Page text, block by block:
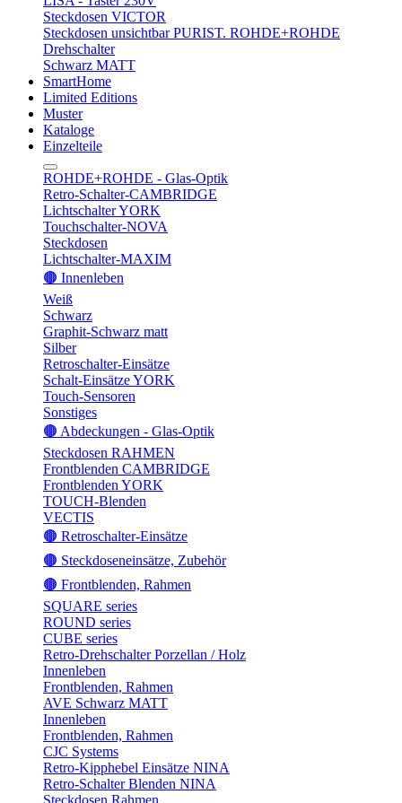
Steckdosen VICTOR
Steckdosen unsichtbar PURIST. ROHDE+ROHDE
Drehschalter
Schwarz MATT
SmartHome
Limited Editions
Muster
Kataloge
Einzelteile
ROHDE+ROHDE - Glas-Optik
Retro-Schalter-CAMBRIDGE
Lichtschalter YORK
Touchschalter-NOVA
Steckdosen
Lichtschalter-MAXIM
🟤 Innenleben
Weiß
Schwarz
Graphit-Schwarz matt
Silber
Retroschalter-Einsätze
Schalt-Einsätze YORK
Touch-Sensoren
Sonstiges
🟤 Abdeckungen - Glas-Optik
Steckdosen RAHMEN
Frontblenden CAMBRIDGE
Frontblenden YORK
TOUCH-Blenden
VECTIS
🟤 Retroschalter-Einsätze
🟤 Steckdoseneinsätze, Zubehör
🟤 Frontblenden, Rahmen
SQUARE series
ROUND series
CUBE series
Retro-Drehschalter Porzellan / Holz
Innenleben
Frontblenden, Rahmen
AVE Schwarz MATT
Innenleben
Frontblenden, Rahmen
CJC Systems
Retro-Kipphebel Einsätze NINA
Retro-Schalter Blenden NINA
Steckdosen Rahmen